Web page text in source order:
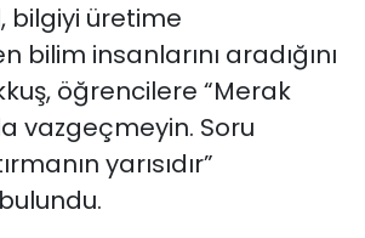
bilgiyi üretime
bilim insanlarını aradığını
öğrencilere “Merak
vazgeçmeyin. Soru
yarısıdır”